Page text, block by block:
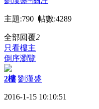
主題:790 帖數:4289
全部回覆2
只看樓主
倒序瀏覽
2樓 劉漢盛
2016-1-15 10:10:51